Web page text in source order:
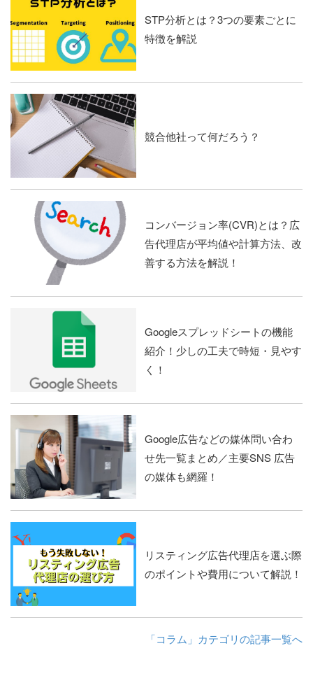
STP分析とは？3つの要素ごとに
特徴を解説
競合他社って何だろう？
コンバージョン率(CVR)とは？広
告代理店が平均値や計算方法、改
善する方法を解説！
Googleスプレッドシートの機能
紹介！少しの工夫で時短・見やす
く！
Google広告などの媒体問い合わ
せ先一覧まとめ／主要SNS 広告
の媒体も網羅！
リスティング広告代理店を選ぶ際
のポイントや費用について解説！
「コラム」カテゴリの記事一覧へ